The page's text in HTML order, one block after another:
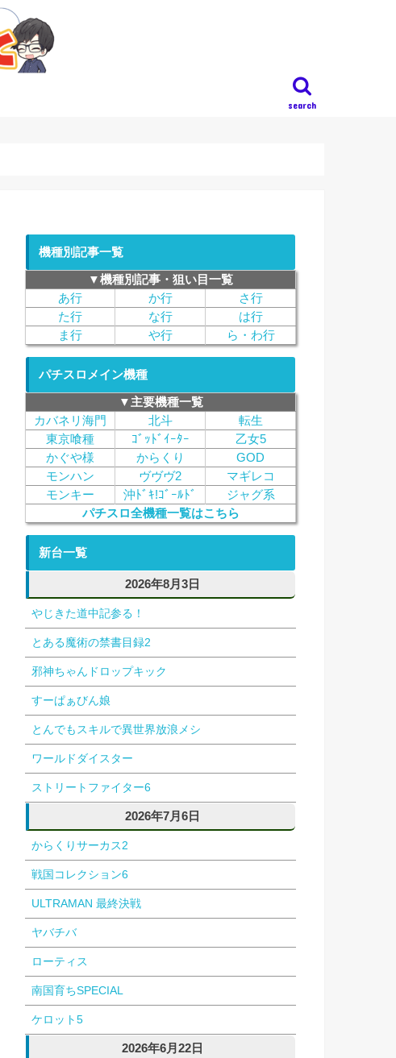
search
機種別記事一覧
▼機種別記事・狙い目一覧
あ行
か行
さ行
た行
な行
は行
ま行
や行 ら・わ行
パチスロメイン機種
▼主要機種一覧
カバネリ海門
北斗
転生
東京喰種
ｺﾞｯﾄﾞｲｰﾀｰ
乙女5
かぐや様
からくり
GOD
モンハン
ヴヴヴ2
マギレコ
モンキー
沖ﾄﾞｷ!ｺﾞｰﾙﾄﾞ
ジャグ系
パチスロ全機種一覧はこちら
新台一覧
2026年8月3日
やじきた道中記参る！
とある魔術の禁書目録2
邪神ちゃんドロップキック
すーぱぁびん娘
とんでもスキルで異世界放浪メシ
ワールドダイスター
ストリートファイター6
2026年7月6日
からくりサーカス2
戦国コレクション6
ULTRAMAN 最終決戦
ヤバチバ
ローティス
南国育ちSPECIAL
ケロット5
2026年6月22日